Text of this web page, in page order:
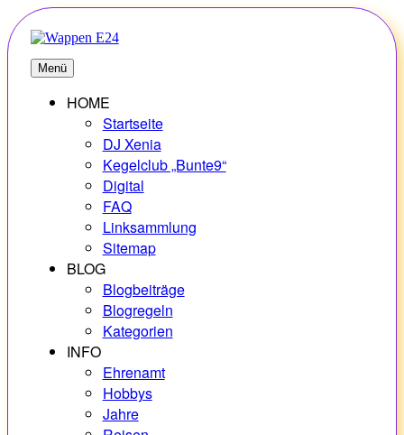
Zum
Inhalt
springen
E24
Erlebnisse – Hobbys – Vielfalt
Menü
HOME
Startseite
DJ Xenia
Kegelclub „Bunte9“
Digital
FAQ
Linksammlung
Sitemap
BLOG
Blogbeiträge
Blogregeln
Kategorien
INFO
Ehrenamt
Hobbys
Jahre